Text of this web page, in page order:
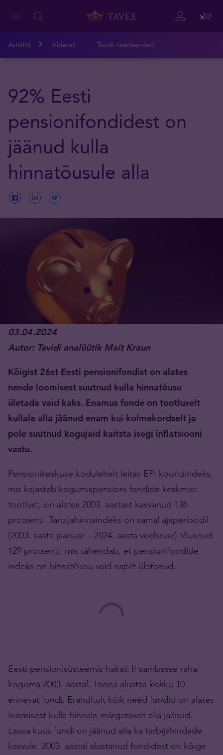
Artiklid Videod Tavidi teadaanded
92% Eesti
pensionifondidest on
jäänud kulla
hinnatõusule alla
03.04.2024
Autor: Tavidi analüütik Mait Kraun
Kõigist 26st Eesti pensionifondist on alates
nende loomisest suutnud kulla hinnatõusu
ületada vaid kaks. Enamus fonde on tootluselt
kullale alla jäänud enam kui kolmekordselt ja
pole suutnud kogujaid kaitsta isegi inflatsiooni
vastu.
Pensionikeskuse kodulehelt leitav EPI koondindeks,
mis kajastab kogumispensioni fondide keskmist
tootlust, on alates 2003. aastast kasvanud 136
protsenti. Tarbijahinnaindeks on samal ajaperioodil
(2003. aasta jaanuar – 2024. aasta veebruar) tõusnud
129 protsenti, mis tähendab, et pensionifondide
indeks on hinnatõusu vaid napilt ületanud.
Eesti pensionisüsteemis hakati II sambasse raha
koguma 2003. aastal. Toona alustas kokku 10
erinevat fondi. Eranditult kõik need fondid on alates
loomisest kulla hinnale märgatavalt alla jäänud.
Lausa kuus fondi on jäänud alla ka tarbijahindade
kasvule. 2003. aastal alustanud fondidest on kõige
Close